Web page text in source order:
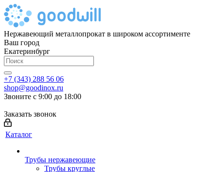
Нержавеющий металлопрокат в широком ассортименте
Ваш город
Екатеринбург
+7 (343) 288 56 06
shop@goodinox.ru
Звоните с 9:00 до 18:00
Заказать звонок
Каталог
Трубы нержавеющие
Трубы круглые